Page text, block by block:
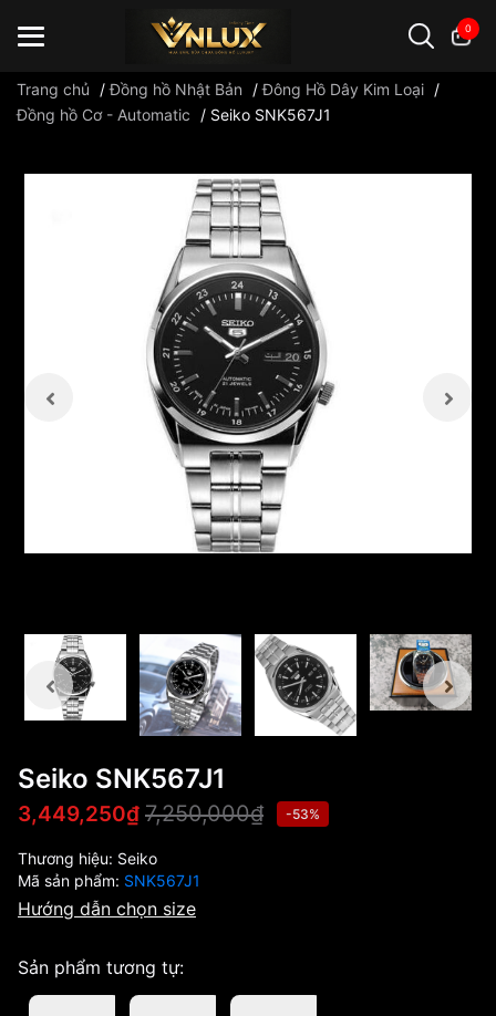
0
Trang chủ /Đồng hồ Nhật Bản /Đông Hồ Dây Kim Loại /
Đồng hồ Cơ - Automatic
/ Seiko SNK567J1
Seiko SNK567J1
3,449,250₫ 7,250,000₫ -53%
Thương hiệu: Seiko
Mã sản phẩm: SNK567J1
Hướng dẫn chọn size
Sản phẩm tương tự: